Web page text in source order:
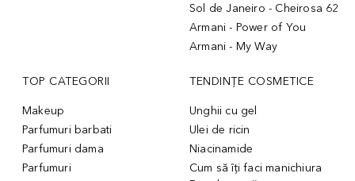
Sol de Janeiro - Cheirosa 62
Armani - Power of You
Armani - My Way
TOP CATEGORII
Makeup
Parfumuri barbati
Parfumuri dama
Parfumuri
TENDINȚE COSMETICE
Unghii cu gel
Ulei de ricin
Niacinamide
Cum să îți faci manichiura